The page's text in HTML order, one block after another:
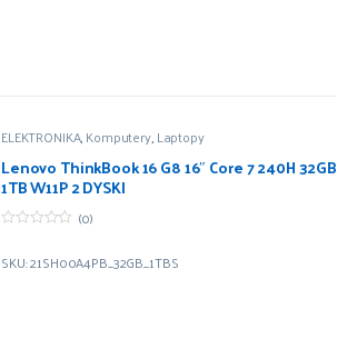
ELEKTRONIKA,Komputery,Laptopy
Lenovo ThinkBook 16 G8 16″ Core 7 240H 32GB
1TB W11P 2 DYSKI
5
(0)
SKU: 21SH00A4PB_32GB_1TBS